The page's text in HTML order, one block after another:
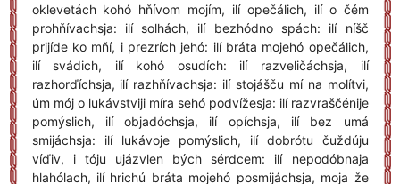
oklevetách kohó hňívom mojím, ilí opečálich, ilí o čém
prohňívachsja: ilí solhách, ilí bezhódno spách: ilí níšč
prijíde ko mňí, i prezrích jehó: ilí bráta mojehó opečálich,
ilí svádich, ilí kohó osudích: ilí razveličáchsja, ilí
razhorďíchsja, ilí razhňívachsja: ilí stojášču mí na molítvi,
úm mój o lukávstviji míra sehó podvížesja: ilí razvraščénije
pomýslich, ilí objadóchsja, ilí opíchsja, ilí bez umá
smijáchsja: ilí lukávoje pomýslich, ilí dobrótu čuždúju
víďiv, i tóju ujázvlen bých sérdcem: ilí nepodóbnaja
hlahólach, ilí hrichú bráta mojehó posmijáchsja, moja že